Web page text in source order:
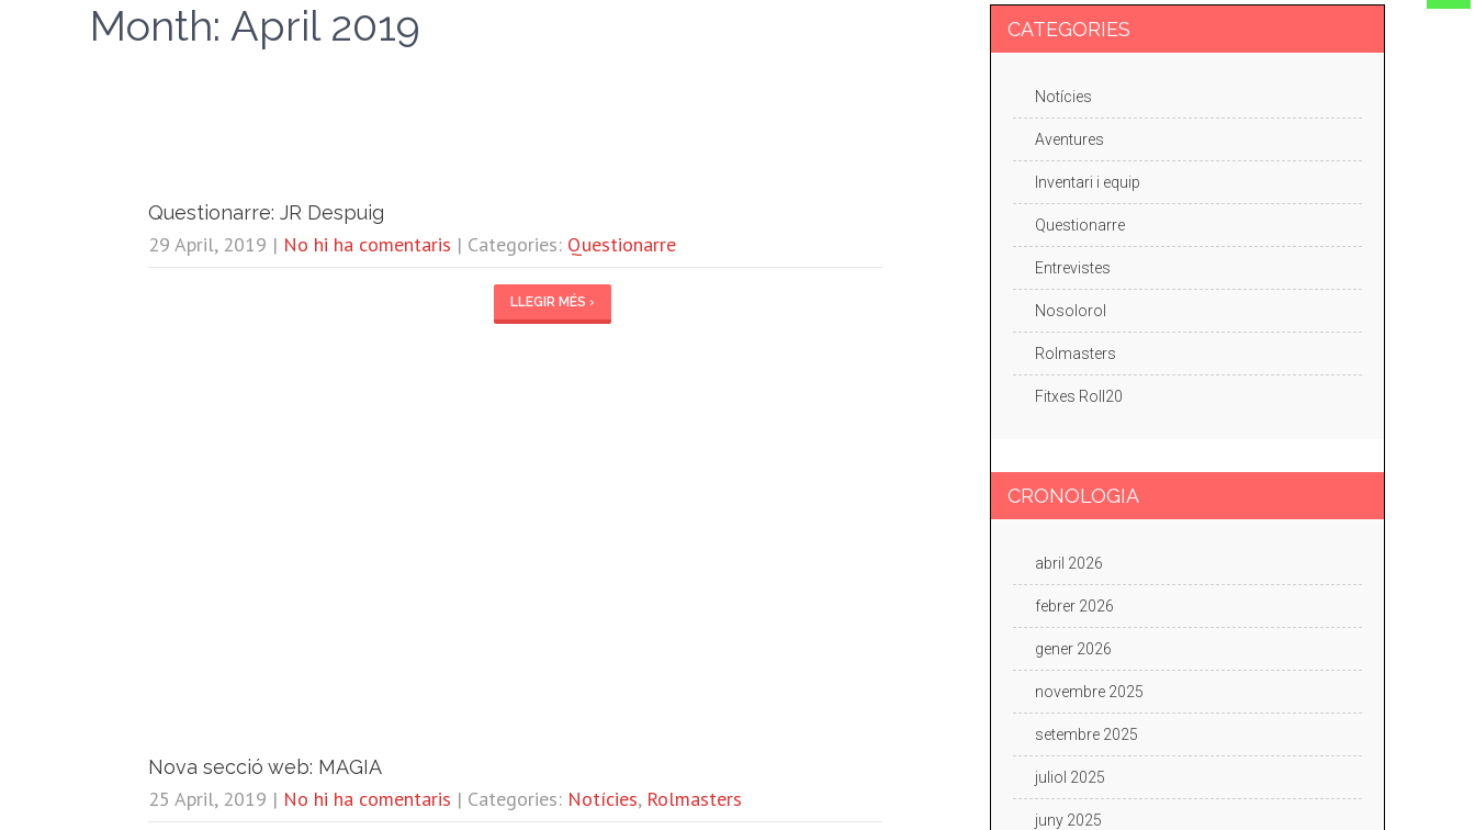
Month: April 2019
Questionarre: JR Despuig
29 April, 2019 | No hi ha comentaris | Categories: Questionarre
LLEGIR MÉS ›
Nova secció web: MAGIA
25 April, 2019 | No hi ha comentaris | Categories: Notícies, Rolmasters
CATEGORIES
Notícies
Aventures
Inventari i equip
Questionarre
Entrevistes
Nosolorol
Rolmasters
Fitxes Roll20
CRONOLOGIA
abril 2026
febrer 2026
gener 2026
novembre 2025
setembre 2025
juliol 2025
juny 2025